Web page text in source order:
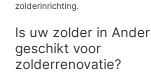
zolderinrichting.
Is uw zolder in
geschikt voor
zolderrenovatie?